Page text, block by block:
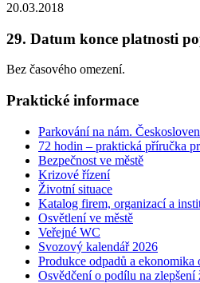
20.03.2018
29. Datum konce platnosti
Bez časového omezení.
Praktické informace
Parkování na nám.
72 hodin – praktická příručka
Bezpečnost ve městě
Krizové řízení
Životní situace
Katalog firem, organizací a
Osvětlení ve městě
Veřejné WC
Svozový kalendář 2026
Produkce odpadů a ekonomika
Osvědčení o podílu na